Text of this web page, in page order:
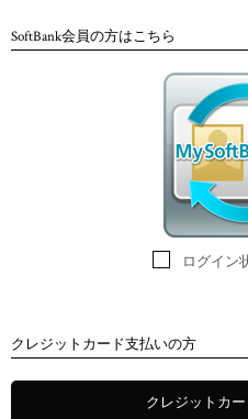
SoftBank会員の方はこちら
ログイン
クレジットカード支払いの方
クレジットカ